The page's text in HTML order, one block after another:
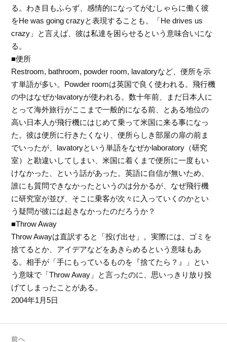
る。わき目もふらず、感情的になってがむしゃらに働く彼
をHe was going crazyと表現することも。「He drives us
crazy」と言えば、彼は私達を困らせるという意味合いにな
る。
■便所
Restroom, bathroom, powder room, lavatoryなど、便所を示
す単語が多い。Powder roomは英国で良く使われる。飛行機
の中はなぜかlavatoryが使われる。数十年前、まだ日本人に
とって海外旅行がここまで一般的になる前、とある地位の
高い日本人が飛行機にはじめて乗って米国に来る事になっ
た。彼は便所に行きたくなり、便所らしき部屋の扉の前ま
でいったが、lavatoryという単語をなぜかlaboratory（研究
室）と勘違いしてしまい、米国に着くまで便所に一度もい
けなかった、という話があった。英語に自信が無いため、
誰にも質問できなかったというのは分かるが、なぜ飛行機
に研究室が並び、そこに乗客が次々に入っていくのかとい
う疑問が彼には起きなかったのだろうか？
■Throw Away
Throw Awayは直訳すると「投げ出せ」。実際には、ゴミを
捨てるとか、アイデアなどをあきらめるという意味もあ
る。相手が「手にもっているものを『捨てたら？』」とい
う意味で「Throw Away」と言ったのに、思いっきり放り投
げてしまったことがある。
2004年1月5日
前へ